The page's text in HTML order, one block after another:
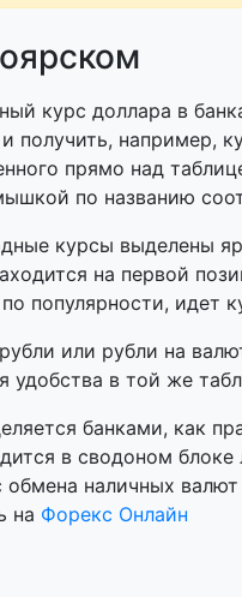
курс доллара в
получить, например,
прямо над
по названию
курсы выделены
на первой
популярности, идет
или рубли на
в той же
банками, как
в сводоном
обмена наличных
на Форекс Онлайн